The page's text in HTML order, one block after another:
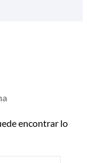
encontrar lo